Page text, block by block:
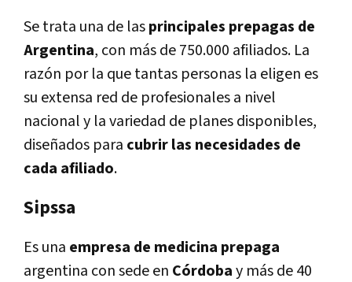
Se trata una de lasprincipales prepagas de
Argentina, con más de 750.000 afiliados. La
razón por la que tantas personas la eligen es
su extensa red de profesionales a nivel
nacional y la variedad de planes disponibles,
diseñados para cubrir las necesidades de
cada afiliado.
Sipssa
Es una empresa de medicina prepaga
argentina con sede en Córdobay más de 40